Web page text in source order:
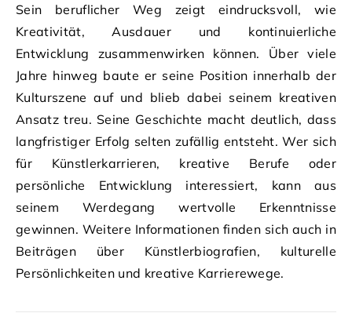
Sein beruflicher Weg zeigt eindrucksvoll, wie
Kreativität, Ausdauer und kontinuierliche
Entwicklung zusammenwirken können. Über viele
Jahre hinweg baute er seine Position innerhalb der
Kulturszene auf und blieb dabei seinem kreativen
Ansatz treu. Seine Geschichte macht deutlich, dass
langfristiger Erfolg selten zufällig entsteht. Wer sich
für Künstlerkarrieren, kreative Berufe oder
persönliche Entwicklung interessiert, kann aus
seinem Werdegang wertvolle Erkenntnisse
gewinnen. Weitere Informationen finden sich auch in
Beiträgen über Künstlerbiografien, kulturelle
Persönlichkeiten und kreative Karrierewege.